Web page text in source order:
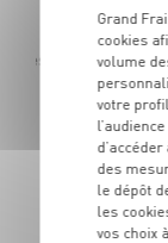
Les 180g - Soit
Grand
cookies
volume
votre
des
le dépôt
les
vos choix